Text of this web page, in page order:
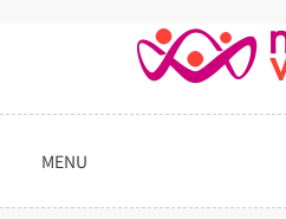
MENU